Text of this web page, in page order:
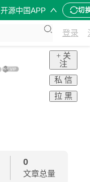
开源中国APP 切
登录
+ 关
注
私 信
拉 黑
0
文章总量